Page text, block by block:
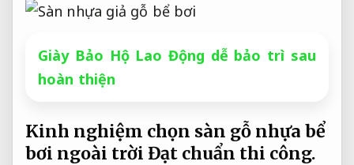
Giày Bảo Hộ Lao Động dễ bảo trì sau
hoàn thiện
Kinh nghiệm chọn sàn gỗ nhựa bể
bơi ngoài trời Đạt chuẩn thi công.